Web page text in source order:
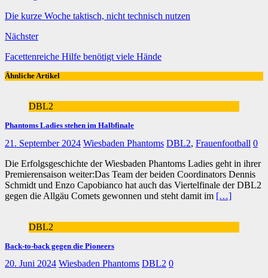
Die kurze Woche taktisch, nicht technisch nutzen
Nächster
Facettenreiche Hilfe benötigt viele Hände
Ähnliche Artikel
DBL2
Phantoms Ladies stehen im Halbfinale
21. September 2024 Wiesbaden Phantoms DBL2, Frauenfootball 0
Die Erfolgsgeschichte der Wiesbaden Phantoms Ladies geht in ihrer
Premierensaison weiter:Das Team der beiden Coordinators Dennis
Schmidt und Enzo Capobianco hat auch das Viertelfinale der DBL2
gegen die Allgäu Comets gewonnen und steht damit im […]
DBL2
Back-to-back gegen die Pioneers
20. Juni 2024 Wiesbaden Phantoms DBL2 0